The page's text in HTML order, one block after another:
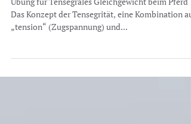
ÜBUNG FÜR TENSEGRALES
GLEICHGEWICHT BEIM PFERD
Das Konzept der Tensegrität, eine Kombination aus
„tension“ (Zugspannung) und...